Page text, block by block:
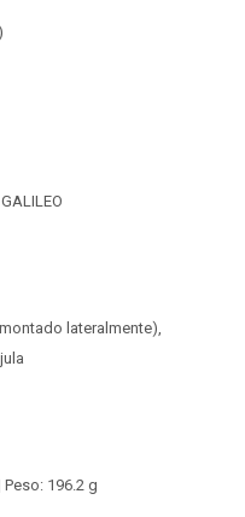
lateralmente),
196.2 g